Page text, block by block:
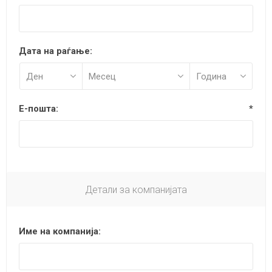
Дата на раѓање:
Е-пошта: *
Детали за компанијата
Име на компанија: